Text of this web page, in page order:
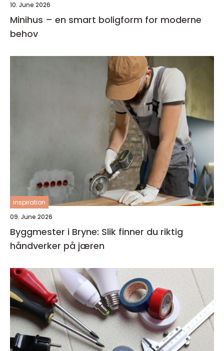
10. June 2026
Minihus – en smart boligform for moderne
behov
inspiration
09. June 2026
Byggmester i Bryne: Slik finner du riktig
håndverker på jæren